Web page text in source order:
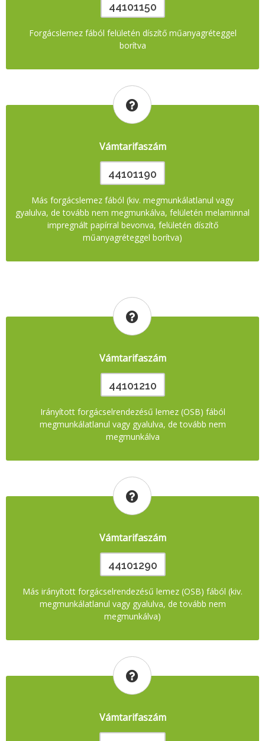
44101150
Forgácslemez fából felületén díszítő műanyagréteggel
borítva
Vámtarifaszám
44101190
Más forgácslemez fából (kiv. megmunkálatlanul vagy
gyalulva, de tovább nem megmunkálva, felületén melaminnal
impregnált papírral bevonva, felületén díszítő
műanyagréteggel borítva)
Vámtarifaszám
44101210
Irányított forgácselrendezésű lemez (OSB) fából
megmunkálatlanul vagy gyalulva, de tovább nem
megmunkálva
Vámtarifaszám
44101290
Más irányított forgácselrendezésű lemez (OSB) fából (kiv.
megmunkálatlanul vagy gyalulva, de tovább nem
megmunkálva)
Vámtarifaszám